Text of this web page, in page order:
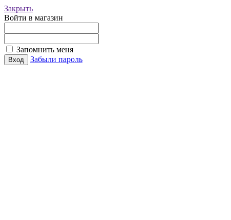
Закрыть
Войти в магазин
Запомнить меня
Забыли пароль